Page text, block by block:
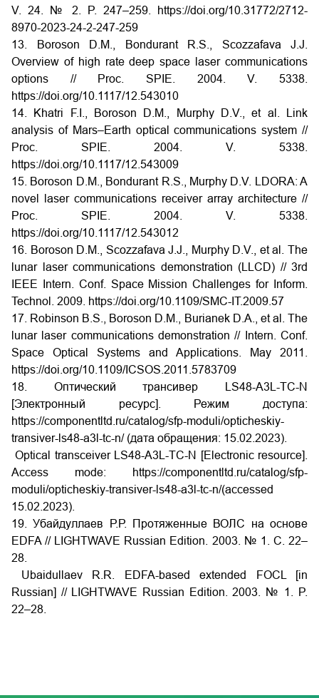
V. 24. № 2. P. 247–259. https://doi.org/10.31772/2712-
8970-2023-24-2-247-259
13. Boroson D.M., Bondurant R.S., Scozzafava J.J.
Overview of high rate deep space laser communications
options // Proc. SPIE. 2004. V. 5338.
https://doi.org/10.1117/12.543010
14. Khatri F.I., Boroson D.M., Murphy D.V., et al. Link
analysis of Mars–Earth optical communications system //
Proc. SPIE. 2004. V. 5338.
https://doi.org/10.1117/12.543009
15. Boroson D.M., Bondurant R.S., Murphy D.V. LDORA: A
novel laser communications receiver array architecture //
Proc. SPIE. 2004. V. 5338.
https://doi.org/10.1117/12.543012
16. Boroson D.M., Scozzafava J.J., Murphy D.V., et al. The
lunar laser communications demonstration (LLCD) // 3rd
IEEE Intern. Conf. Space Mission Challenges for Inform.
Technol. 2009. https://doi.org/10.1109/SMC-IT.2009.57
17. Robinson B.S., Boroson D.M., Burianek D.A., et al. The
lunar laser communications demonstration // Intern. Conf.
Space Optical Systems and Applications. May 2011.
https://doi.org/10.1109/ICSOS.2011.5783709
18. Оптический трансивер LS48-A3L-TC-N
[Электронный ресурс]. Режим доступа:
https://componentltd.ru/catalog/sfp-moduli/opticheskiy-
transiver-ls48-a3l-tc-n/ (дата обращения: 15.02.2023).
Optical transceiver LS48-A3L-TC-N [Electronic resource].
Access mode: https://componentltd.ru/catalog/sfp-
moduli/opticheskiy-transiver-ls48-a3l-tc-n/(accessed
15.02.2023).
19. Убайдуллаев Р.Р. Протяженные ВОЛС на основе
EDFA // LIGHTWAVE Russian Edition. 2003. № 1. С. 22–
28.
Ubaidullaev R.R. EDFA-based extended FOCL [in
Russian] // LIGHTWAVE Russian Edition. 2003. № 1. P.
22–28.